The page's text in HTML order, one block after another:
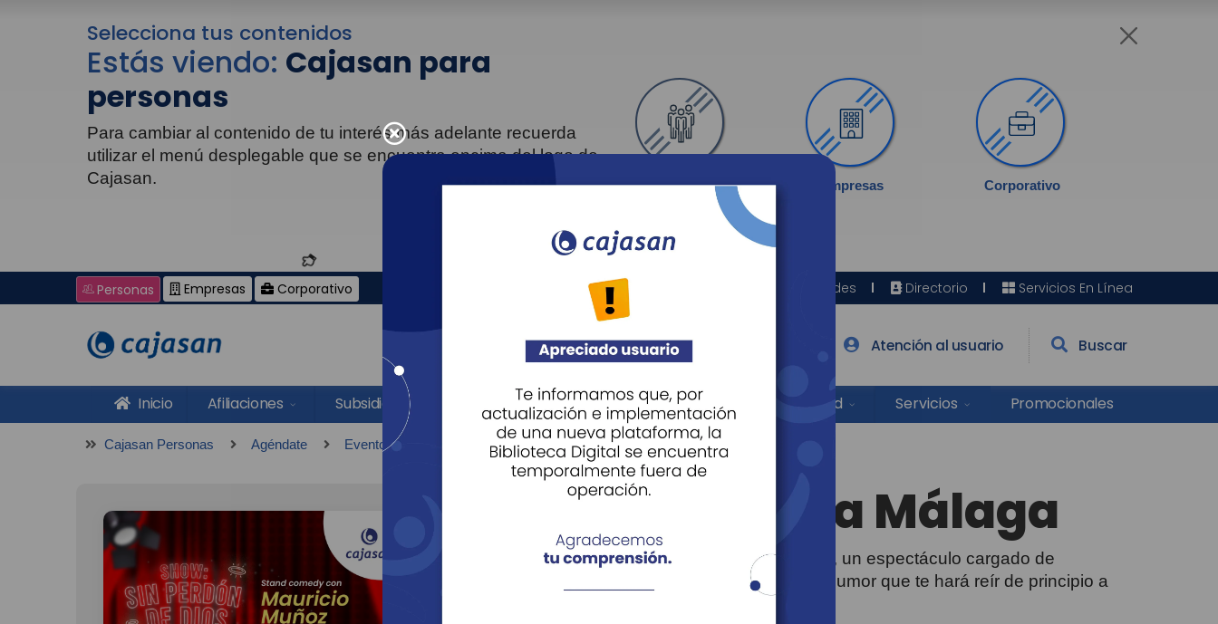
Selecciona tus contenidos
Estás viendo: Cajasan para
personas
Para cambiar al contenido de tu interés más adelante recuerda
utilizar el menú desplegable que se encuentra encima del logo de
Cajasan.
Personas Empresas Corporativo
Personas Empresas Corporativo Sedes Directorio Servicios En Línea
Agéndate Atención al usuario Buscar
Inicio Afiliaciones Subsidios Recreación Educación Cultura Salud Servicios Promocionales
Cajasan Personas Agéndate Eventos Culturales Cajasan cuenta Málaga
Cajasan cuenta Málaga
Disfruta del stand comedy de Mauricio Muñoz, un espectáculo cargado de
ocurrencias, situaciones cotidianas y mucho humor que te hará reír de principio a